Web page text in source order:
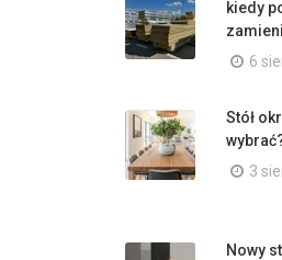
kiedy
6
Stół
3
Nowy